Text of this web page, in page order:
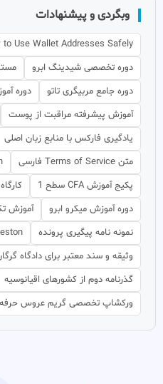
وبگردی و پیشنهادات
to Use Wallet Addresses Safely
دوره تخصصی شیدینگ ابرو
دوره جامع مربیگری تاتو
دوره
آموزش پیشرفته مراقبت از پوست
یادگیری فارکس با منابع زبان اصلی
متن Terms of Service فارسی
پکیج آموزش CFA سطح 1
دوره آموزش میکرو ابرو
آموزش
نمونه نامه پیگیری پرونده
وثیقه و سند معتبر برای دادگاه
گذرنامه دوم از کشورهای اقیانوسیه
ورکشاپ تخصصی گریم عروس